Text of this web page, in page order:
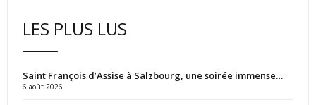
LES PLUS LUS
Saint François d’Assise à Salzbourg, une soirée immense…
6 août 2026